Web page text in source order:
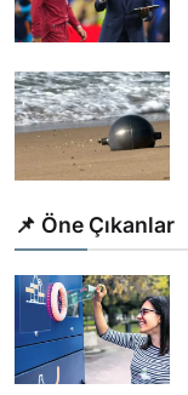
📌 Öne Çıkanlar